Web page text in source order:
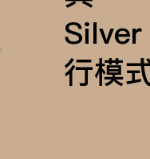
行模式